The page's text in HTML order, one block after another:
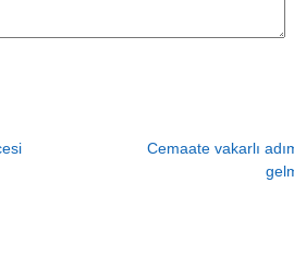
Cemaate vakarlı